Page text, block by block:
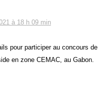
à 18 h 09 min
pour participer au concours de
en zone CEMAC, au Gabon.